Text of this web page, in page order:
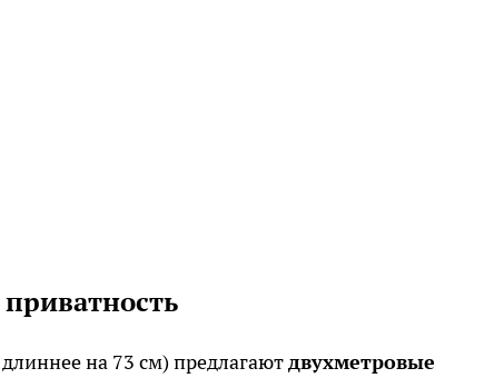
на 73 см) предлагаютдвухметровые